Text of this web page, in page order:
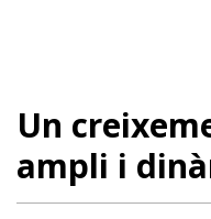
Un
ampli i